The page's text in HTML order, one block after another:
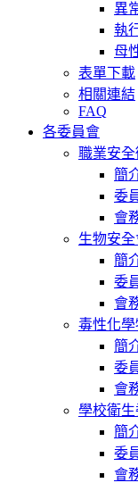
異
執
母
表單下載
相關連結
FAQ
各委員會
職業安
簡
委
會
生物安全
簡
委
會
毒性化
簡
委
會
學校衛
簡
委
會